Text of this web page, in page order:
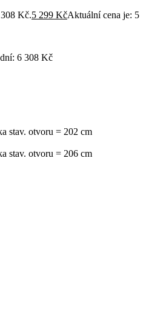
Kč.5 299 KčAktuální cena je: 5
6 308 Kč
stav. otvoru = 202 cm
stav. otvoru = 206 cm